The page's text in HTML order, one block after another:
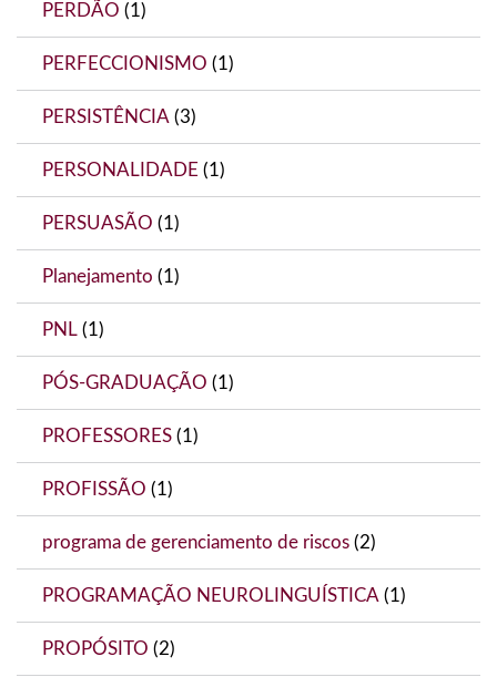
PERDÃO (1)
PERFECCIONISMO (1)
PERSISTÊNCIA (3)
PERSONALIDADE (1)
PERSUASÃO (1)
Planejamento (1)
PNL (1)
PÓS-GRADUAÇÃO (1)
PROFESSORES (1)
PROFISSÃO (1)
programa de gerenciamento de riscos (2)
PROGRAMAÇÃO NEUROLINGUÍSTICA (1)
PROPÓSITO (2)